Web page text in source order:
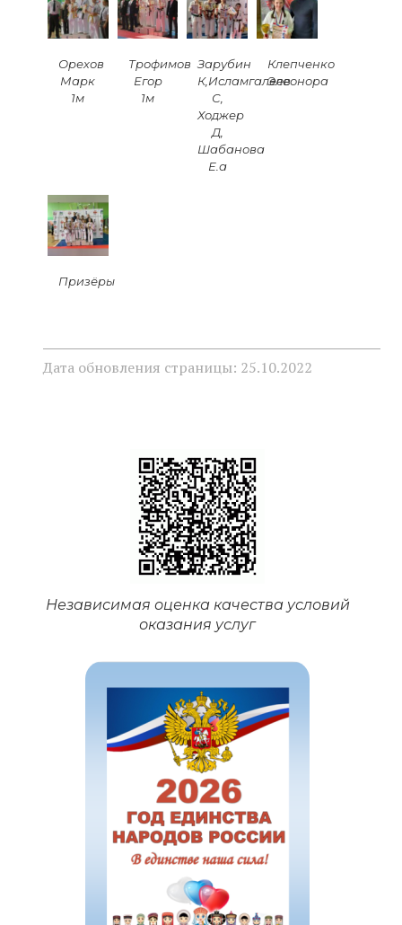
Орехов
Марк
1м
Трофимов
Егор
1м
Зарубин
К,Исламгалеев
С,
Ходжер
Д,
Шабанова
Е.а
Клепченко
Элеонора
Призёры
Дата обновления страницы: 25.10.2022
Независимая оценка качества условий
оказания услуг